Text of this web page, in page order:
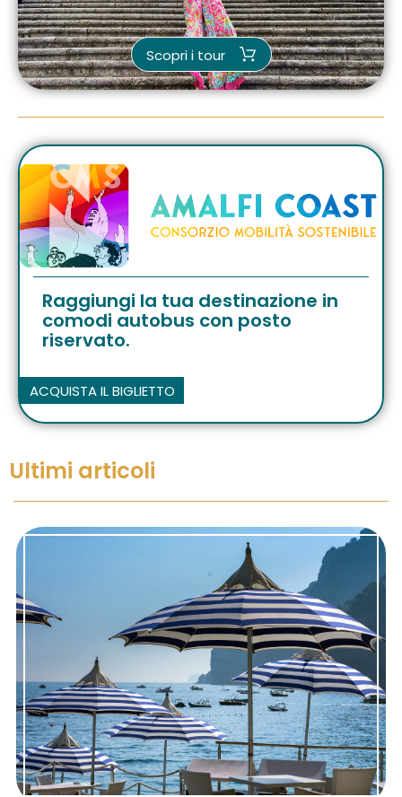
Scopri i tour
Raggiungi la tua destinazione in
comodi autobus con posto
riservato.
ACQUISTA IL BIGLIETTO
Ultimi articoli